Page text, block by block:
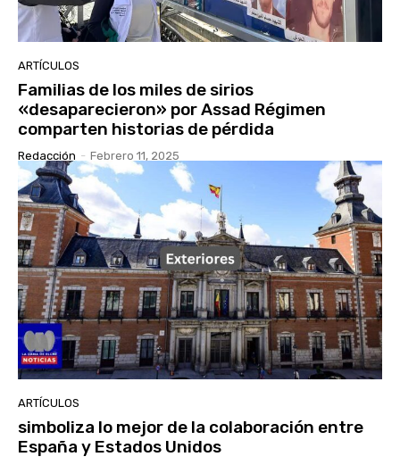
ARTÍCULOS
Familias de los miles de sirios
«desaparecieron» por Assad Régimen
comparten historias de pérdida
Redacción - Febrero 11, 2025
ARTÍCULOS
simboliza lo mejor de la colaboración entre
España y Estados Unidos